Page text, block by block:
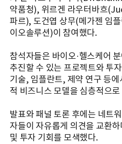
약품청), 위르겐 라우터바흐
파르), 도건엽 상무(메가젠 임
이오솔루션)이 참여했다.
참석자들은 바이오·헬스케어
추진할 수 있는 프로젝트와 투
기술, 임플란트, 제약 연구 등
적 비즈니스 모델을 심층적으
발표와 패널 토론 후에는 네트
자들이 자유롭게 의견을 교환
및 투자 기회를 모색했다.